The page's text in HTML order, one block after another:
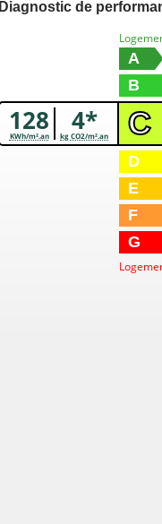
Diagnostic de
128
KWh/m².an 4*
kg CO2/m².an
A
B
C
D
E
F
G